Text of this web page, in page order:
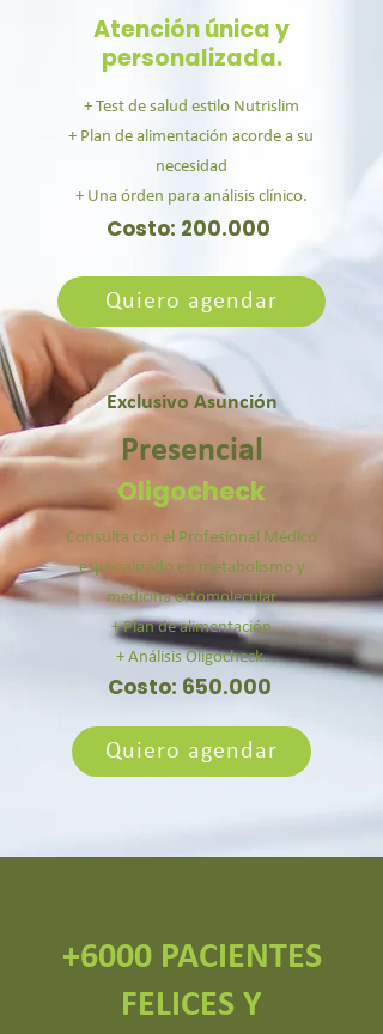
Atención única y
personalizada.
+ Test de salud estilo Nutrislim
+ Plan de alimentación acorde a su
necesidad
+ Una órden para análisis clínico.
Costo: 200.000
Quiero agendar
Exclusivo Asunción
Presencial
Oligocheck
Consulta con el Profesional Médico
especializado en metabolismo y
medicina ortomolecular
+ Plan de alimentación
+ Análisis Oligocheck.
Costo: 650.000
Quiero agendar
+6000 PACIENTES
FELICES Y